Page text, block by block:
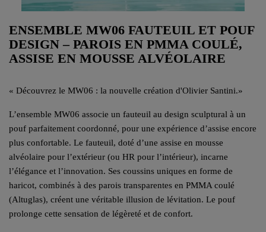
ENSEMBLE MW06 FAUTEUIL ET POUF
DESIGN – PAROIS EN PMMA COULÉ,
ASSISE EN MOUSSE ALVÉOLAIRE
« Découvrez le MW06 : la nouvelle création d'Olivier Santini.»
L’ensemble MW06 associe un fauteuil au design sculptural à un
pouf parfaitement coordonné, pour une expérience d’assise encore
plus confortable. Le fauteuil, doté d’une assise en mousse
alvéolaire pour l’extérieur (ou HR pour l’intérieur), incarne
l’élégance et l’innovation. Ses coussins uniques en forme de
haricot, combinés à des parois transparentes en PMMA coulé
(Altuglas), créent une véritable illusion de lévitation. Le pouf
prolonge cette sensation de légèreté et de confort.